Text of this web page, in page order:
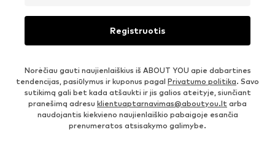
Registruotis
Norėčiau gauti naujienlaiškius iš ABOUT YOU apie dabartines
tendencijas, pasiūlymus ir kuponus pagal Privatumo politika. Savo
sutikimą gali bet kada atšaukti ir jis galios ateityje, siunčiant
pranešimą adresu klientuaptarnavimas@aboutyou.lt arba
naudojantis kiekvieno naujienlaiškio pabaigoje esančia
prenumeratos atsisakymo galimybe.